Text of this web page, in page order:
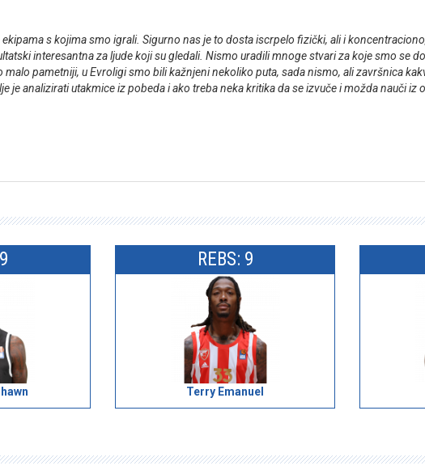
s kojima smo igrali. Sigurno nas je to dosta iscrpelo fizički, ali i
interesantna za ljude koji su gledali. Nismo uradili mnoge stvari za koje smo se
pametniji, u Evroligi smo bili kažnjeni nekoliko puta, sada nismo, ali završnica
analizirati utakmice iz pobeda i ako treba neka kritika da se izvuče i možda nauči iz
REBS: 9
Terry Emanuel